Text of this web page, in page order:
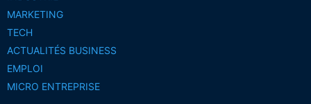
MARKETING
TECH
ACTUALITÉS BUSINESS
EMPLOI
MICRO ENTREPRISE